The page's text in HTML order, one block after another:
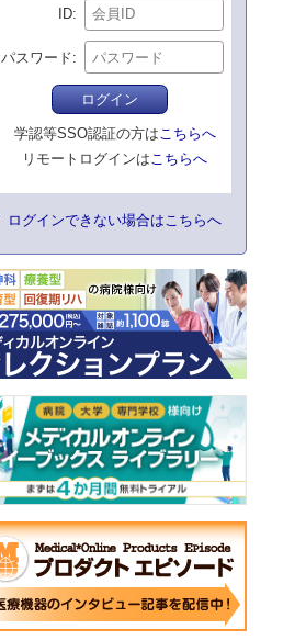
ID
パスワード
ログイン
学認等SSO認証の方はこちらへ
リモートログインはこちらへ
ログインできない場合はこちらへ